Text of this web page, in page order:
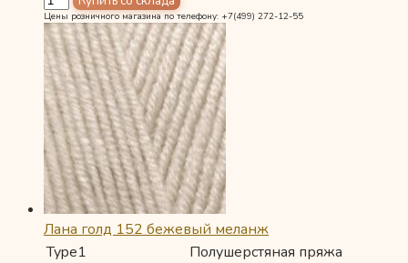
Цены розничного магазина по телефону: +7(499) 272-12-55
Лана голд 152 бежевый меланж
Type1
Полушерстяная пряжа